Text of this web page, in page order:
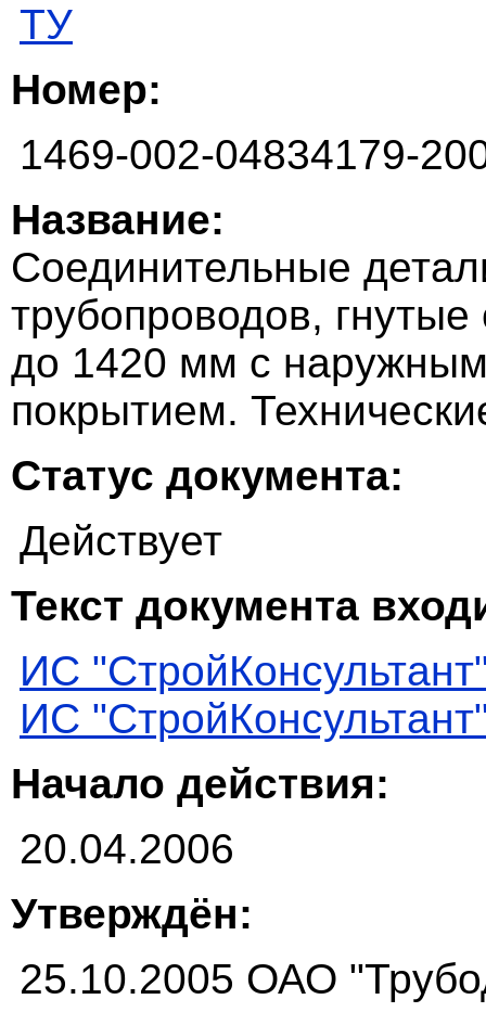
ТУ
Номер:
1469-002-04834179-
Название:
Соединительные
трубопроводов,
до 1420 мм с
покрытием.
Статус документа:
Действует
Текст документа
ИС
ИС
Начало действия:
20.04.2006
Утверждён:
25.10.2005 ОАО